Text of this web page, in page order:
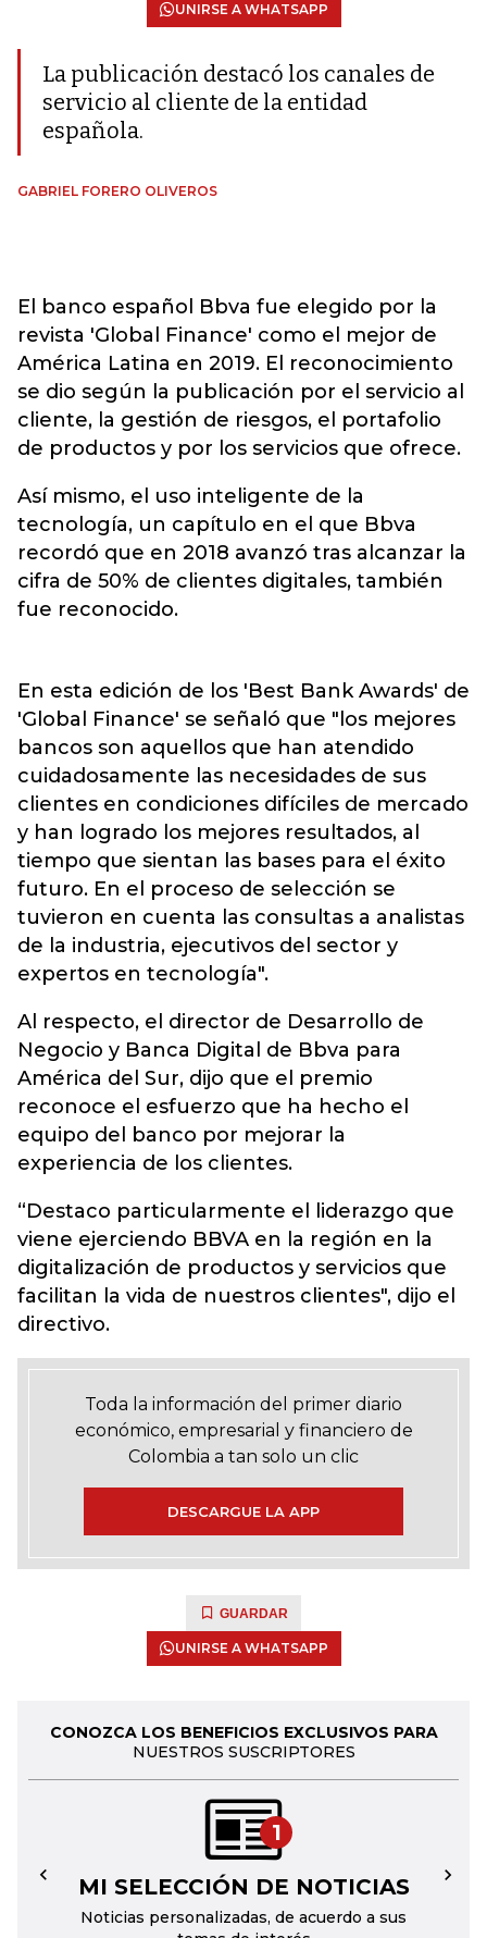
UNIRSE A WHATSAPP
La publicación destacó los canales de
servicio al cliente de la entidad
española.
GABRIEL FORERO OLIVEROS
El banco español Bbva fue elegido por la
revista 'Global Finance' como el mejor de
América Latina en 2019. El reconocimiento
se dio según la publicación por el servicio al
cliente, la gestión de riesgos, el portafolio
de productos y por los servicios que ofrece.
Así mismo, el uso inteligente de la
tecnología, un capítulo en el que Bbva
recordó que en 2018 avanzó tras alcanzar la
cifra de 50% de clientes digitales, también
fue reconocido.
En esta edición de los 'Best Bank Awards' de
'Global Finance' se señaló que "los mejores
bancos son aquellos que han atendido
cuidadosamente las necesidades de sus
clientes en condiciones difíciles de mercado
y han logrado los mejores resultados, al
tiempo que sientan las bases para el éxito
futuro. En el proceso de selección se
tuvieron en cuenta las consultas a analistas
de la industria, ejecutivos del sector y
expertos en tecnología".
Al respecto, el director de Desarrollo de
Negocio y Banca Digital de Bbva para
América del Sur, dijo que el premio
reconoce el esfuerzo que ha hecho el
equipo del banco por mejorar la
experiencia de los clientes.
“Destaco particularmente el liderazgo que
viene ejerciendo BBVA en la región en la
digitalización de productos y servicios que
facilitan la vida de nuestros clientes", dijo el
directivo.
Toda la información del primer diario
económico, empresarial y financiero de
Colombia a tan solo un clic
DESCARGUE LA APP
GUARDAR
UNIRSE A WHATSAPP
CONOZCA LOS BENEFICIOS EXCLUSIVOS PARA
NUESTROS SUSCRIPTORES
1
MI SELECCIÓN DE NOTICIAS
Noticias personalizadas, de acuerdo a sus
← →